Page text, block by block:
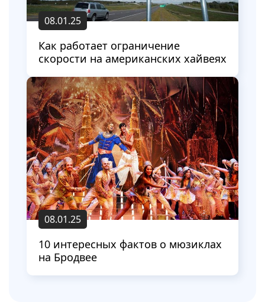
08.01.25
Как работает ограничение
скорости на американских хайвеях
08.01.25
10 интересных фактов о мюзиклах
на Бродвее